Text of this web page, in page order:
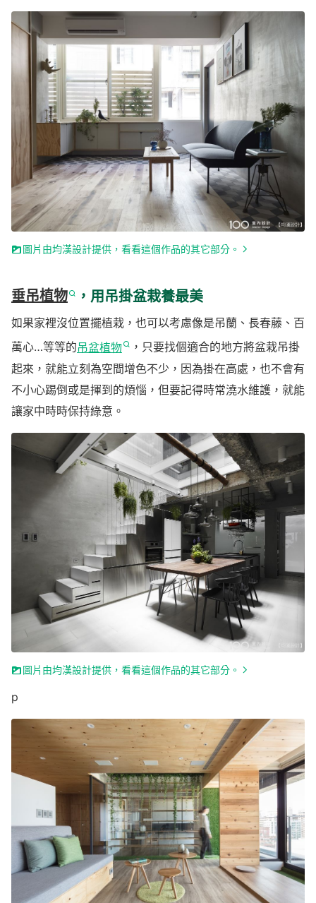
圖片由均漢設計提供，看看這個作品的其它部分。
垂吊植物 ，用吊掛盆栽養最美
如果家裡沒位置擺植栽，也可以考慮像是吊蘭、長春藤、百
萬心…等等的吊盆植物
，只要找個適合的地方將盆栽吊掛
起來，就能立刻為空間增色不少，因為掛在高處，也不會有
不小心踢倒或是揮到的煩惱，但要記得時常澆水維護，就能
讓家中時時保持綠意。
圖片由均漢設計提供，看看這個作品的其它部分。
p